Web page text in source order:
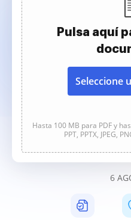
Pulsa aquí
Seleccione
Hasta 100 MB para PDF y
PPT, PPTX, JPEG,
6